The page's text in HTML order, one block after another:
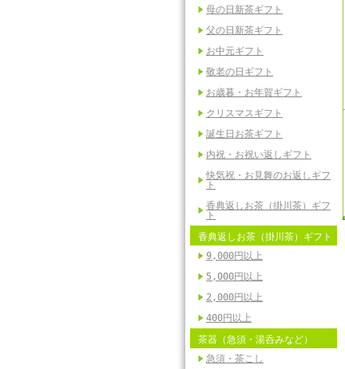
母の日新茶ギフト
父の日新茶ギフト
お中元ギフト
敬老の日ギフト
お歳暮・お年賀ギフト
クリスマスギフト
誕生日お茶ギフト
内祝・お祝い返しギフト
快気祝・お見舞のお返しギフ
ト
香典返しお茶（掛川茶）ギフ
ト
香典返しお茶（掛川茶）ギフト
9,000円以上
5,000円以上
2,000円以上
400円以上
茶器（急須・湯呑みなど）
急須・茶こし